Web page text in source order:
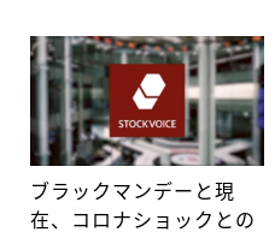
ブラックマンデーと現
在、コロナショックとの